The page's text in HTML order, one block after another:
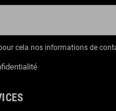
cela nos informations de